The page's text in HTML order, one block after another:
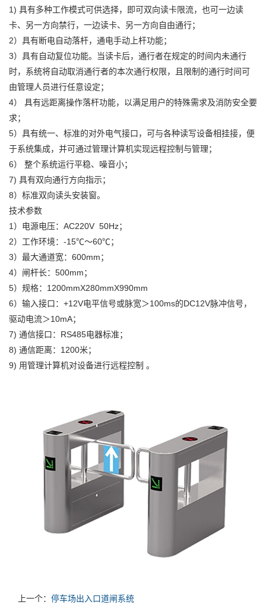
1) 具有多种工作模式可供选择，即可双向读卡限流，也可一边读
卡、另一方向禁行，一边读卡、另一方向自由通行；
2）具有断电自动落杆，通电手动上杆功能；
3）具有自动复位功能。当读卡后，通行者在规定的时间内未通行
时，系统将自动取消通行者的本次通行权限，且限制的通行时间可
由管理人员进行任意设定；
4） 具有远距离操作落杆功能，以满足用户的特殊需求及消防安全要
求；
5）具有统一、标准的对外电气接口，可与各种读写设备相挂接，便
于系统集成，并可通过管理计算机实现远程控制与管理；
6） 整个系统运行平稳、噪音小；
7) 具有双向通行方向指示；
8）标准双向读头安装窗。
技术参数
1）电源电压：AC220V 50Hz；
2）工作环境：-15℃～60℃；
3）最大通道宽：600mm；
4）闸杆长：500mm；
5）规格：1200mmX280mmX990mm
6）输入接口：+12V电平信号或脉宽＞100ms的DC12V脉冲信号，
驱动电流＞10mA；
7) 通信接口：RS485电器标准；
8) 通信距离：1200米；
9) 用管理计算机对设备进行远程控制 。
上一个： 停车场出入口道闸系统